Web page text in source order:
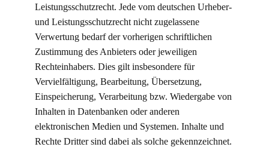
Leistungsschutzrecht. Jede vom deutschen Urheber-
und Leistungsschutzrecht nicht zugelassene
Verwertung bedarf der vorherigen schriftlichen
Zustimmung des Anbieters oder jeweiligen
Rechteinhabers. Dies gilt insbesondere für
Vervielfältigung, Bearbeitung, Übersetzung,
Einspeicherung, Verarbeitung bzw. Wiedergabe von
Inhalten in Datenbanken oder anderen
elektronischen Medien und Systemen. Inhalte und
Rechte Dritter sind dabei als solche gekennzeichnet.